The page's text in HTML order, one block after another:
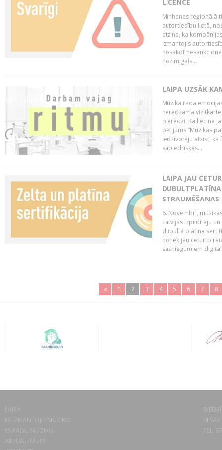
LICENCE
Minhenes reģionālā
autortiesību lietā,
atzina, ka
izmantojis
nosakot
nozīmīgais...
LAIPA UZSĀK
Mūzika rada
neredzamā
pieredzi. Kā liecina
pētījums “Mūzikas
iedzīvotāju atzīst, ka
sabiedriskās...
LAIPA JAU
DUBULTPLATĪNA
6. Novembrī,
Latvijas Izpildītāju
dubultā platīna
notiek jau ceturto
sasniegumiem
« 1 2 3 4 5 6 7 8
LAIPA
ES IZMANTOJU MŪZIKU
ES RADU MŪZIKU
AKTUALITĀTES
TEL.